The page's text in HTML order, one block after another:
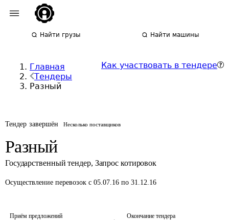
Найти грузы Найти машины
Главная
Тендеры
Разный
Как участвовать в тендере
Тендер завершён Несколько поставщиков
Разный
Государственный тендер, Запрос котировок
Осуществление перевозок с 05.07.16 по 31.12.16
Приём предложений
Окончание тендера